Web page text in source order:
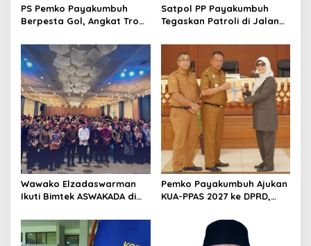
PS Pemko Payakumbuh
Berpesta Gol, Angkat Trofi
Gilas Pemda Pasaman 4-0
Satpol PP Payakumbuh
Tegaskan Patroli di Jalan
Persuasif
Wawako Elzadaswarman
Ikuti Bimtek ASWAKADA di
Pemerintahan dan
Sinkronisasi Kebijakan
Pemko Payakumbuh Ajukan
KUA-PPAS 2027 ke DPRD,
Rp821,5 Miliar